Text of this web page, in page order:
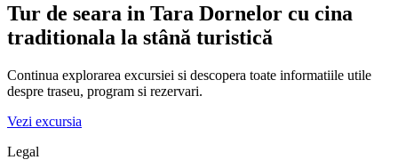
Tur de seara in Tara Dornelor cu cina
traditionala la stână turistică
Continua explorarea excursiei si descopera toate informatiile utile
despre traseu, program si rezervari.
Vezi excursia
Legal